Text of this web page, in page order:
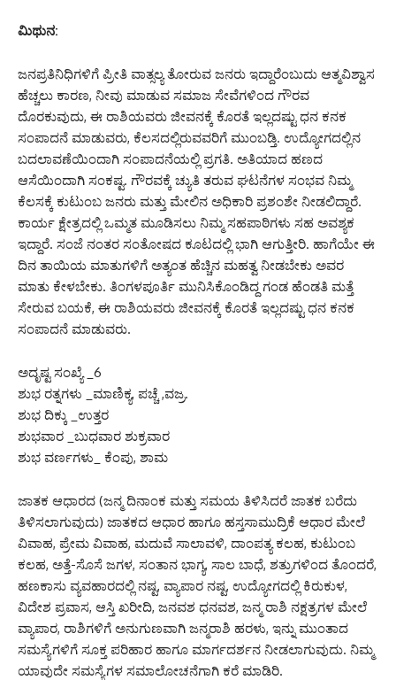
ಮಿಥುನ:
ಜನಪ್ರತಿನಿಧಿಗಳಿಗೆ ಪ್ರೀತಿ ವಾತ್ಸಲ್ಯ ತೋರುವ ಜನರು ಇದ್ದಾರೆಂಬುದು ಆತ್ಮವಿಶ್ವಾಸ
ಹೆಚ್ಚಲು ಕಾರಣ, ನೀವು ಮಾಡುವ ಸಮಾಜ ಸೇವೆಗಳಿಂದ ಗೌರವ
ದೊರಕುವುದು, ಈ ರಾಶಿಯವರು ಜೀವನಕ್ಕೆ ಕೊರತೆ ಇಲ್ಲದಷ್ಟು ಧನ ಕನಕ
ಸಂಪಾದನೆ ಮಾಡುವರು, ಕೆಲಸದಲ್ಲಿರುವವರಿಗೆ ಮುಂಬಡ್ತಿ. ಉದ್ಯೋಗದಲ್ಲಿನ
ಬದಲಾವಣೆಯಿಂದಾಗಿ ಸಂಪಾದನೆಯಲ್ಲಿ ಪ್ರಗತಿ. ಅತಿಯಾದ ಹಣದ
ಆಸೆಯಿಂದಾಗಿ ಸಂಕಷ್ಟ. ಗೌರವಕ್ಕೆ ಚ್ಯುತಿ ತರುವ ಘಟನೆಗಳ ಸಂಭವ ನಿಮ್ಮ
ಕೆಲಸಕ್ಕೆ ಕುಟುಂಬ ಜನರು ಮತ್ತು ಮೇಲಿನ ಅಧಿಕಾರಿ ಪ್ರಶಂಶೇ ನೀಡಲಿದ್ದಾರೆ.
ಕಾರ್ಯ ಕ್ಷೇತ್ರದಲ್ಲಿ ಒಮ್ಮತ ಮೂಡಿಸಲು ನಿಮ್ಮ ಸಹಪಾಠಿಗಳು ಸಹ ಅವಶ್ಯಕ
ಇದ್ದಾರೆ. ಸಂಜೆ ನಂತರ ಸಂತೋಷದ ಕೂಟದಲ್ಲಿ ಭಾಗಿ ಆಗುತ್ತೀರಿ. ಹಾಗೆಯೇ ಈ
ದಿನ ತಾಯಿಯ ಮಾತುಗಳಿಗೆ ಅತ್ಯಂತ ಹೆಚ್ಚಿನ ಮಹತ್ವ ನೀಡಬೇಕು ಅವರ
ಮಾತು ಕೇಳಬೇಕು. ತಿಂಗಳಪೂರ್ತಿ ಮುನಿಸಿಕೊಂಡಿದ್ದ ಗಂಡ ಹೆಂಡತಿ ಮತ್ತೆ
ಸೇರುವ ಬಯಕೆ, ಈ ರಾಶಿಯವರು ಜೀವನಕ್ಕೆ ಕೊರತೆ ಇಲ್ಲದಷ್ಟು ಧನ ಕನಕ
ಸಂಪಾದನೆ ಮಾಡುವರು.
ಅದೃಷ್ಟ ಸಂಖ್ಯೆ _6
ಶುಭ ರತ್ನಗಳು _ಮಾಣಿಕ್ಯ, ಪಚ್ಚೆ ,ವಜ್ರ.
ಶುಭ ದಿಕ್ಕು _ಉತ್ತರ
ಶುಭವಾರ _ಬುಧವಾರ ಶುಕ್ರವಾರ
ಶುಭ ವರ್ಣಗಳು_ ಕೆಂಪು, ಶಾಮ
ಜಾತಕ ಆಧಾರದ (ಜನ್ಮ ದಿನಾಂಕ ಮತ್ತು ಸಮಯ ತಿಳಿಸಿದರೆ ಜಾತಕ ಬರೆದು
ತಿಳಿಸಲಾಗುವುದು) ಜಾತಕದ ಆಧಾರ ಹಾಗೂ ಹಸ್ತಸಾಮುದ್ರಿಕೆ ಆಧಾರ ಮೇಲೆ
ವಿವಾಹ, ಪ್ರೇಮ ವಿವಾಹ, ಮದುವೆ ಸಾಲಾವಳಿ, ದಾಂಪತ್ಯ ಕಲಹ, ಕುಟುಂಬ
ಕಲಹ, ಅತ್ತೆ-ಸೊಸೆ ಜಗಳ, ಸಂತಾನ ಭಾಗ್ಯ, ಸಾಲ ಬಾಧೆ, ಶತ್ರುಗಳಿಂದ ತೊಂದರೆ,
ಹಣಕಾಸು ವ್ಯವಹಾರದಲ್ಲಿ ನಷ್ಟ, ವ್ಯಾಪಾರ ನಷ್ಟ, ಉದ್ಯೋಗದಲ್ಲಿ ಕಿರುಕುಳ,
ವಿದೇಶ ಪ್ರವಾಸ, ಆಸ್ತಿ ಖರೀದಿ, ಜನವಶ ಧನವಶ, ಜನ್ಮ ರಾಶಿ ನಕ್ಷತ್ರಗಳ ಮೇಲೆ
ವ್ಯಾಪಾರ, ರಾಶಿಗಳಿಗೆ ಅನುಗುಣವಾಗಿ ಜನ್ಮರಾಶಿ ಹರಳು, ಇನ್ನು ಮುಂತಾದ
ಸಮಸ್ಯೆಗಳಿಗೆ ಸೂಕ್ತ ಪರಿಹಾರ ಹಾಗೂ ಮಾರ್ಗದರ್ಶನ ನೀಡಲಾಗುವುದು. ನಿಮ್ಮ
ಯಾವುದೇ ಸಮಸ್ಯೆಗಳ ಸಮಾಲೋಚನೆಗಾಗಿ ಕರೆ ಮಾಡಿರಿ.